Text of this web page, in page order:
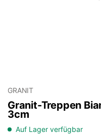
GRANIT
Granit-Treppen
3cm
Auf Lager verfügbar